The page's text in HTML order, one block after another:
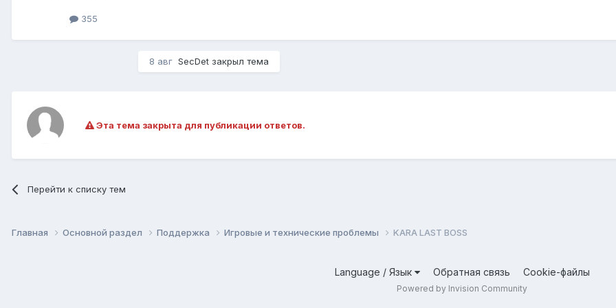
355
8 авг SecDet закрыл тема
Эта тема закрыта для публикации ответов.
Перейти к списку тем
Главная Основной раздел Поддержка Игровые и технические проблемы KARA LAST BOSS
Language / Язык Обратная связь Cookie-файлы
Powered by Invision Community